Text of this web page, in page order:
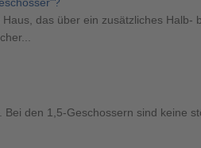
das über ein zusätzliches Halb-
den 1,5-Geschossern sind keine